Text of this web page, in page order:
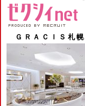
ＧＲＡＣＩＳ札幌